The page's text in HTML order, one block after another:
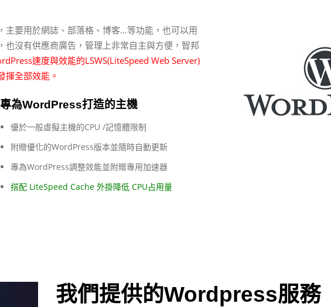
要用於網誌、部落格、博客…等功能，也可以用
沒有供應商廣告，管理上非常自主與方便，智邦
速度與效能的LSWS(LiteSpeed Web Server)
揮全部效能。
專為WordPress打造的主機
優於一般虛擬主機的CPU /記憶體限制
附贈優化的WordPress版本並隨時自動更新
專為WordPress調整效能並附贈專用加速器
搭配 LiteSpeed Cache 外掛降低 CPU占用量
我們提供的Wordpress服務